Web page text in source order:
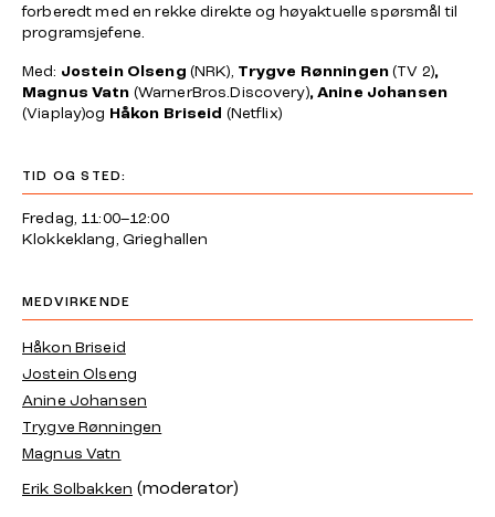
forberedt med en rekke direkte og høyaktuelle spørsmål til
programsjefene.
Med: Jostein Olseng (NRK), Trygve Rønningen(TV 2),
Magnus Vatn (WarnerBros.Discovery), Anine Johansen
(Viaplay)og Håkon Briseid (Netflix)
TID OG STED:
Fredag, 11:00–12:00
Klokkeklang, Grieghallen
MEDVIRKENDE
Håkon Briseid
Jostein Olseng
Anine Johansen
Trygve Rønningen
Magnus Vatn
Erik Solbakken (moderator)